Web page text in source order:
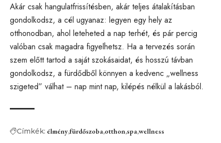
Akár csak hangulatfrissítésben, akár teljes átalakításban
gondolkodsz, a cél ugyanaz: legyen egy hely az
otthonodban, ahol leteheted a nap terhét, és pár percig
valóban csak magadra figyelhetsz. Ha a tervezés során
szem előtt tartod a saját szokásaidat, és hosszú távban
gondolkodsz, a fürdődből könnyen a kedvenc „wellness
szigeted” válhat – nap mint nap, kilépés nélkül a lakásból.
Címkék: élményfürdőszoba otthonspawellness